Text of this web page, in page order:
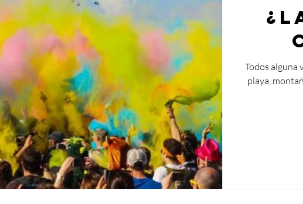
Todos alguna
playa,